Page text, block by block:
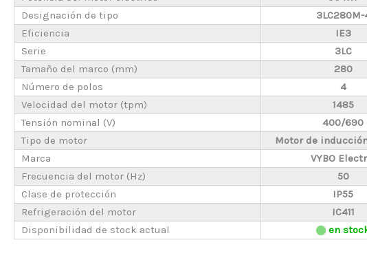
Designación de tipo
3LC280M-
Eficiencia
IE3
Serie
3LC
Tamaño del marco (mm)
280
Número de polos
4
Velocidad del motor (tpm)
1485
Tensión nominal (V)
400/690
Tipo de motor
Motor de
Marca
VYBO
Frecuencia del motor (Hz)
50
Clase de protección
IP55
Refrigeración del motor
IC411
Disponibilidad de stock actual
en